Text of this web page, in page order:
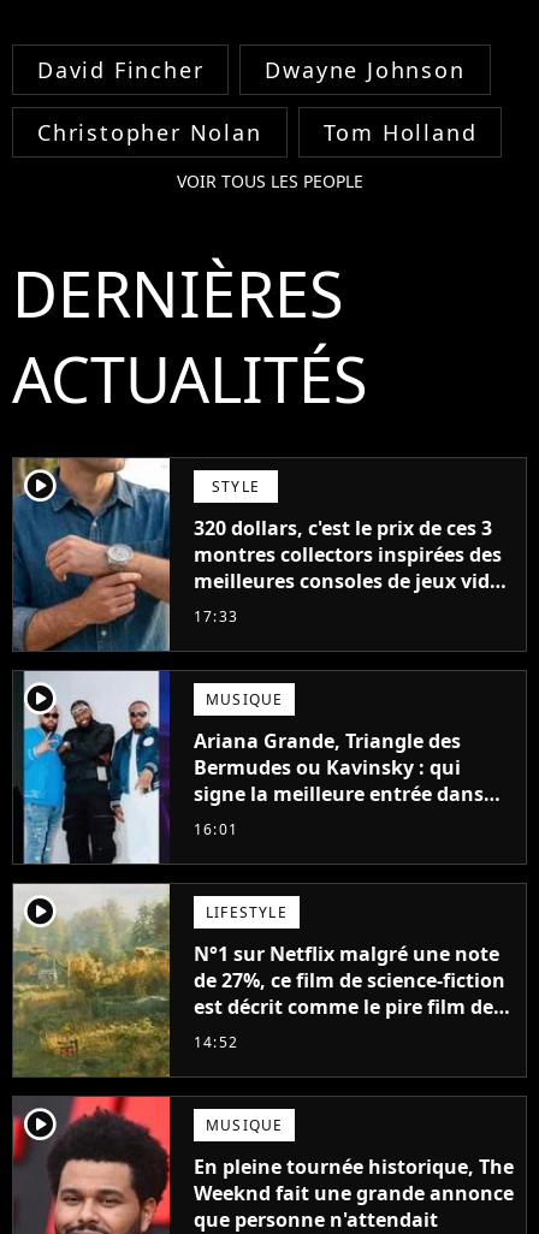
David Fincher Dwayne Johnson
Christopher Nolan Tom Holland
VOIR TOUS LES PEOPLE
DERNIÈRES
ACTUALITÉS
player2 STYLE
320 dollars, c'est le prix de ces 3
montres collectors inspirées des
meilleures consoles de jeux vidéo
des années 90
17:33
player2 MUSIQUE
Ariana Grande, Triangle des
Bermudes ou Kavinsky : qui
signe la meilleure entrée dans
les charts français cette semaine
16:01
player2 LIFESTYLE
N°1 sur Netflix malgré une note
de 27%, ce film de science-fiction
est décrit comme le pire film de
l'été 2026
14:52
player2 MUSIQUE
En pleine tournée historique, The
Weeknd fait une grande annonce
que personne n'attendait